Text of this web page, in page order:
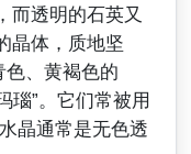
而透明的石英又
晶体，质地坚
色、黄褐色的
瑙”。它们常被用
晶通常是无色透